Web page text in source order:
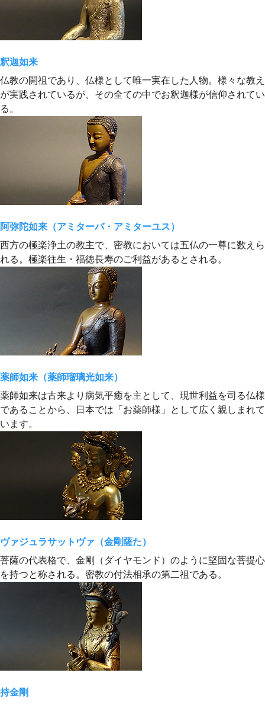
釈迦如来
仏教の開祖であり、仏様として唯一実在した人物。様々な教え
が実践されているが、その全ての中でお釈迦様が信仰されてい
る。
阿弥陀如来（アミターバ・アミターユス）
西方の極楽浄土の教主で、密教においては五仏の一尊に数えら
れる。極楽往生・福徳長寿のご利益があるとされる。
薬師如来（薬師瑠璃光如来）
薬師如来は古来より病気平癒を主として、現世利益を司る仏様
であることから、日本では「お薬師様」として広く親しまれて
います。
ヴァジュラサットヴァ（金剛薩た）
菩薩の代表格で、金剛（ダイヤモンド）のように堅固な菩提心
を持つと称される。密教の付法相承の第二祖である。
持金剛